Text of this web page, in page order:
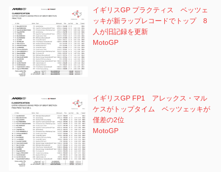
イギリスGP プラクティス ベッツェ
ッキが新ラップレコードでトップ 8
人が旧記録を更新
MotoGP
イギリスGP FP1 アレックス・マル
ケスがトップタイム ベッツェッキが
僅差の2位
MotoGP